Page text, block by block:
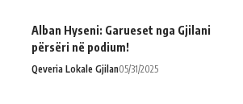
Alban Hyseni: Garueset nga Gjilani
përsëri në podium!
Qeveria Lokale Gjilan05/31/2025